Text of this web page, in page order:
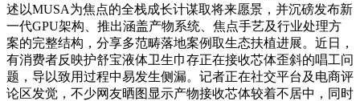
述以MUSA为焦点的全栈成长计谋取将来愿景，并沉磅发布新
一代GPU架构、推出涵盖产物系统、焦点手艺及行业处理方
案的完整结构，分享多范畴落地案例取生态扶植进展。近日，
有消费者反映护舒宝液体卫生巾存正在接收芯体歪斜的唱工问
题，导以致用过程中易发生侧漏。记者正在社交平台及电商评
论区发觉，不少网友晒图显示产物接收芯体较着不居中，同时